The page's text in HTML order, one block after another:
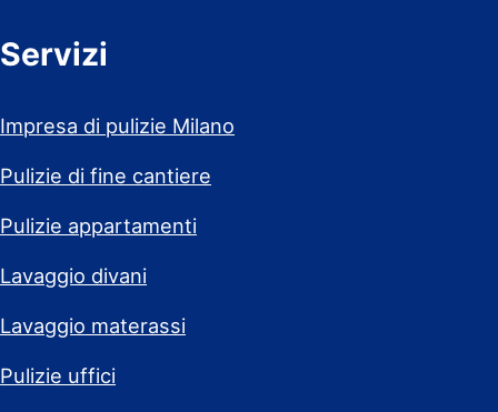
Servizi
Impresa di pulizie Milano
Pulizie di fine cantiere
Pulizie appartamenti
Lavaggio divani
Lavaggio materassi
Pulizie uffici